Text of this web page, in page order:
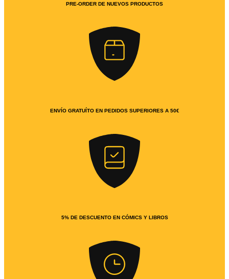
PRE-ORDER DE NUEVOS PRODUCTOS
ENVÍO GRATUÍTO EN PEDIDOS SUPERIORES A 50€
5% DE DESCUENTO EN CÓMICS Y LIBROS